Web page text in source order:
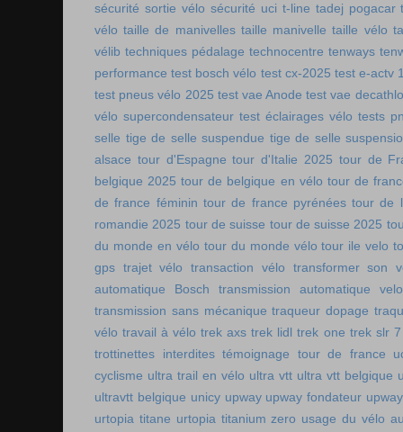
sécurité sortie vélo sécurité uci t-line tadej pogacar
vélo taille de manivelles taille manivelle taille vélo
vélib techniques pédalage technocentre tenways
performance test bosch vélo test cx-2025 test e-actv
test pneus vélo 2025 test vae Anode test vae
vélo supercondensateur test éclairages vélo tests
selle tige de selle suspendue tige de selle
alsace tour d'Espagne tour d'Italie 2025 tour de
belgique 2025 tour de belgique en vélo tour de
de france féminin tour de france pyrénées tour de
romandie 2025 tour de suisse tour de suisse 2025
du monde en vélo tour du monde vélo tour ile velo
gps trajet vélo transaction vélo
transformer son
automatique Bosch
transmission automatique
transmission sans mécanique traqueur dopage
vélo travail à vélo trek axs trek lidl trek one trek slr 7
trottinettes interdites témoignage tour de france
cyclisme ultra trail en vélo ultra vtt ultra vtt belgique
ultravtt belgique unicy upway upway fondateur
urtopia titane urtopia titanium zero usage du vélo